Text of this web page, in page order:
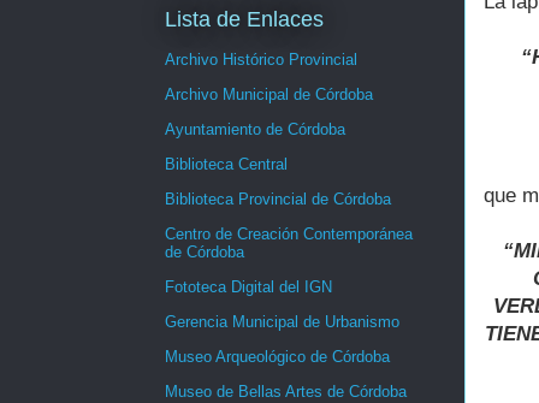
que
Lista de Enlaces
Archivo Histórico Provincial
Archivo Municipal de Córdoba
Ayuntamiento de Córdoba
Biblioteca Central
Biblioteca Provincial de Córdoba
Centro de Creación Contemporánea
de Córdoba
Fototeca Digital del IGN
Gerencia Municipal de Urbanismo
Museo Arqueológico de Córdoba
Museo de Bellas Artes de Córdoba